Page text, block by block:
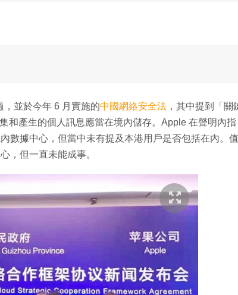
並於今年 6 月實施的中國網絡安全法 ，其中提到「關
和產生的個人訊息應當在境內儲存。Apple 在聲明內指
數據中心，但當中未有提及本港用戶是否包括在內。
，但一直未能成事。